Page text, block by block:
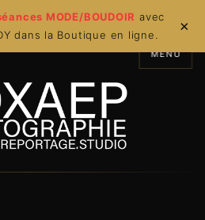
MODE/BOUDOIR avec
dans la Boutique en ligne.
×
MENU